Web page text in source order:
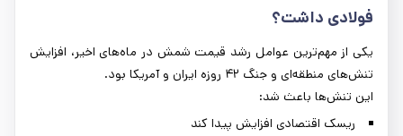
فولادی داشت؟
یکی از مهم‌ترین عوامل رشد قیمت شمش در ماه‌های اخیر، افزایش
تنش‌های منطقه‌ای و جنگ ۴۲ روزه ایران و آمریکا بود.
این تنش‌ها باعث شد:
ریسک اقتصادی افزایش پیدا کند